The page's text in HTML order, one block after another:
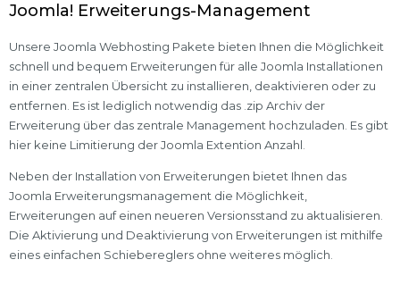
Joomla! Erweiterungs-Management
Unsere Joomla Webhosting Pakete bieten Ihnen die Möglichkeit
schnell und bequem Erweiterungen für alle Joomla Installationen
in einer zentralen Übersicht zu installieren, deaktivieren oder zu
entfernen. Es ist lediglich notwendig das .zip Archiv der
Erweiterung über das zentrale Management hochzuladen. Es gibt
hier keine Limitierung der Joomla Extention Anzahl.
Neben der Installation von Erweiterungen bietet Ihnen das
Joomla Erweiterungsmanagement die Möglichkeit,
Erweiterungen auf einen neueren Versionsstand zu aktualisieren.
Die Aktivierung und Deaktivierung von Erweiterungen ist mithilfe
eines einfachen Schiebereglers ohne weiteres möglich.